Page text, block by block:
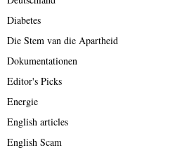
Diabetes
Die Stem van die Apartheid
Dokumentationen
Editor's Picks
Energie
English articles
English Scam